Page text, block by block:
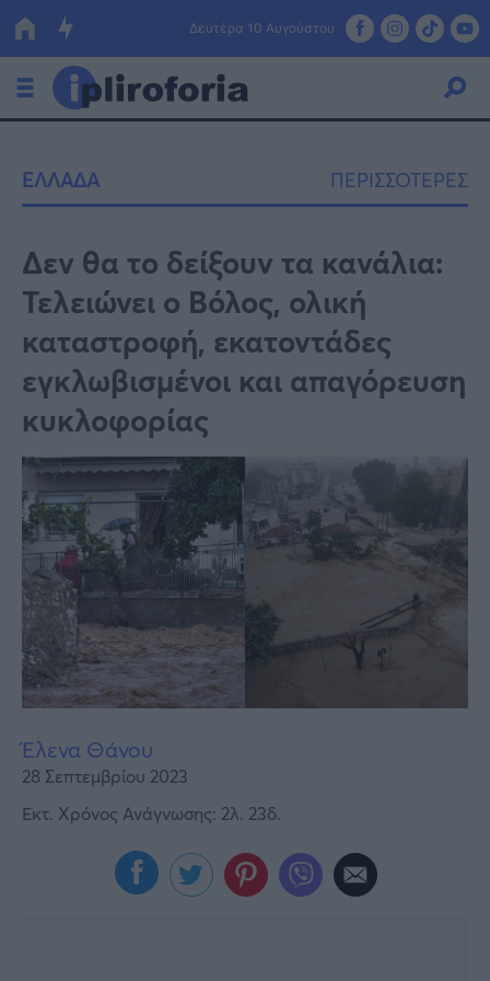
Δευτέρα 10 Αυγούστου
Οικονομία
Πολιτική
Τράπεζες
Επιδοτήσεις
ΕΣΠΑ
Κόσμος
Lifestyle
Αθλητικά
Υγεία
Γυναίκα
Καιρός
ΕΛΛΑΔΑ ΠΕΡΙΣΣΟΤΕΡΕΣ
Δεν θα το δείξουν τα κανάλια:
Τελειώνει ο Βόλος, ολική
καταστροφή, εκατοντάδες
εγκλωβισμένοι και απαγόρευση
κυκλοφορίας
Έλενα Θάνου
28 Σεπτεμβρίου 2023
Εκτ. Χρόνος Ανάγνωσης: 2λ. 23δ.